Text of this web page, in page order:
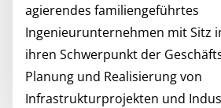
agierendes familiengeführtes
Ingenieurunternehmen mit Sitz
ihren Schwerpunkt der
Planung und Realisierung von
Infrastrukturprojekten und